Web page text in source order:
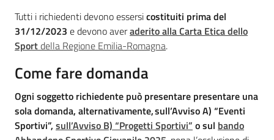
Tutti i richiedenti devono essersicostituiti prima del
31/12/2023 e devono averaderito alla Carta Etica dello
Sportdella Regione Emilia-Romagna.
Come fare domanda
Ogni soggetto richiedente può presentare presentare una
sola domanda, alternativamente, sull’Avviso A) “Eventi
Sportivi”, sull’Avviso B) “Progetti Sportivi” o sul bando